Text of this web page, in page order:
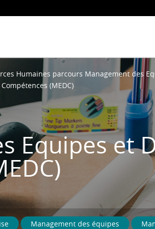
Humaines parcours Management des
(MEDC)
Equipes et
Management des équipes